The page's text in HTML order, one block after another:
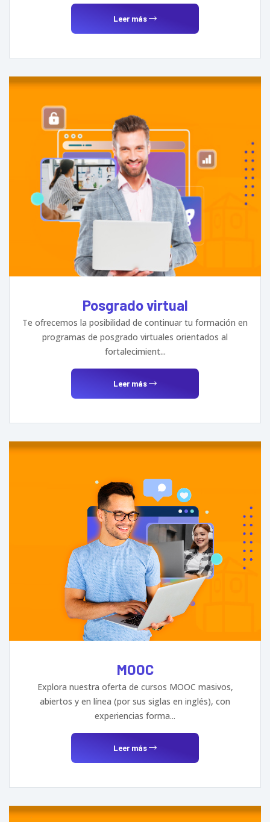
Leer más
Posgrado virtual
Te ofrecemos la posibilidad de continuar tu formación en
programas de posgrado virtuales orientados al
fortalecimient...
Leer más
MOOC
Explora nuestra oferta de cursos MOOC masivos,
abiertos y en línea (por sus siglas en inglés), con
experiencias forma...
Leer más